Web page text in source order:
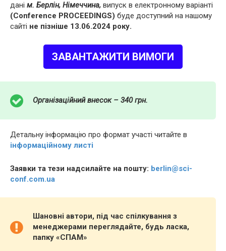
дані м. Берлін, Німеччина, випуск в електронному варіанті
(Conference PROCEEDINGS) буде доступний на нашому
сайті не пізніше 13.06.2024 року.
ЗАВАНТАЖИТИ ВИМОГИ
Організаційний внесок – 340 грн.
Детальну інформацію про формат участі читайте в
інформаційному листі
Заявки та тези надсилайте на пошту: berlin@sci-
conf.com.ua
Шановні автори, під час спілкування з
менеджерами переглядайте, будь ласка,
папку «СПАМ»